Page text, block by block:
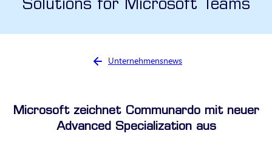
Solutions for Microsoft Teams
Sie sind hier:
Unternehmensnews
Microsoft zeichnet Communardo mit neuer
Advanced Specialization aus